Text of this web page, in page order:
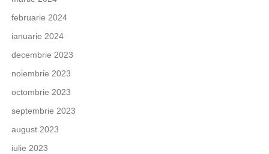
februarie 2024
ianuarie 2024
decembrie 2023
noiembrie 2023
octombrie 2023
septembrie 2023
august 2023
iulie 2023